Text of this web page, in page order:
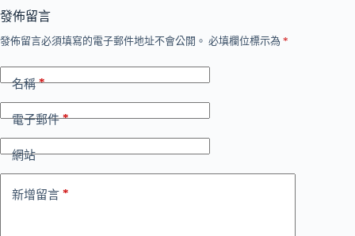
發佈留言
發佈留言必須填寫的電子郵件地址不會公開。 必填欄位標示為 *
名稱*
電子郵件*
網站
新增留言 *